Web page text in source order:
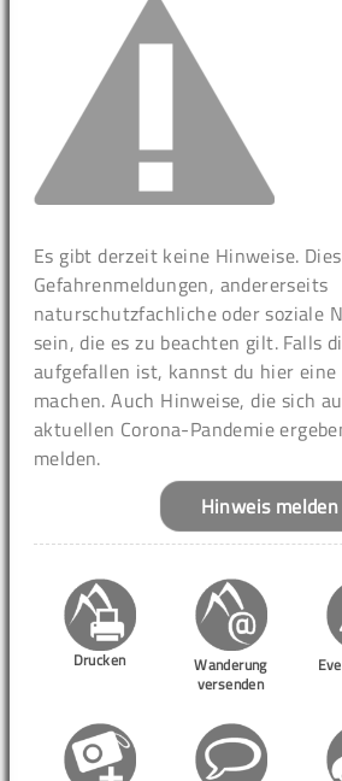
Es gibt derzeit keine Hinweise.
Gefahrenmeldungen, andererseits
naturschutzfachliche oder soziale
sein, die es zu beachten gilt. Falls
aufgefallen ist, kannst du hier eine
machen. Auch Hinweise, die sich
aktuellen Corona-Pandemie
melden.
Hinweis melden
Drucken
Wanderung
versenden